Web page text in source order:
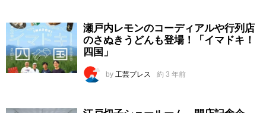
瀬戸内レモンのコーディアルや行列店
のさぬきうどんも登場！「イマドキ！
四国」
by 工芸プレス 約 3 年前